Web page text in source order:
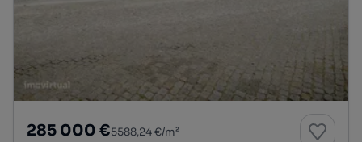
285 000 €5588,24 €/m²